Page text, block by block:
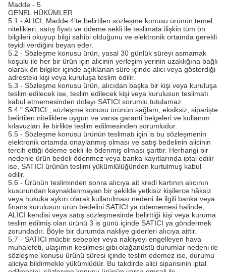
Madde - 5
GENEL HÜKÜMLER
5.1 - ALICI, Madde 4’te belirtilen sözleşme konusu ürünün temel
nitelikleri, satış fiyatı ve ödeme sekli ile teslimata ilişkin tüm ön
bilgileri okuyup bilgi sahibi olduğunu ve elektronik ortamda gerekli
teyidi verdiğini beyan eder.
5.2 - Sözleşme konusu ürün, yasal 30 günlük süreyi asmamak
koşulu ile her bir ürün için alicinin yerleşim yerinin uzaklığına bağlı
olarak ön bilgiler içinde açıklanan süre içinde alici veya gösterdiği
adresteki kişi veya kuruluşa teslim edilir.
5.3 - Sözleşme konusu ürün, alıcıdan başka bir kişi veya kuruluşa
teslim edilecek ise, teslim edilecek kişi veya kurulusun teslimatı
kabul etmemesinden dolayı SATICI sorumlu tutulamaz.
5.4 " SATICI , sözleşme konusu ürünün sağlam, eksiksiz, siparişte
belirtilen niteliklere uygun ve varsa garanti belgeleri ve kullanım
kılavuzları ile birlikte teslim edilmesinden sorumludur.
5.5 - Sözleşme konusu ürünün teslimatı için is bu sözleşmenin
elektronik ortamda onaylanmış olması ve satış bedelinin alicinin
tercih ettiği ödeme sekli ile ödenmiş olması şarttır. Herhangi bir
nedenle ürün bedeli ödenmez veya banka kayıtlarında iptal edilir
ise, SATICI ürünün teslimi yükümlülüğünden kurtulmuş kabul
edilir.
5.6 - Ürünün tesliminden sonra alıcıya ait kredi kartının alıcının
kusurundan kaynaklanmayan bir şekilde yetkisiz kişilerce hâksiz
veya hukuka aykırı olarak kullanılması nedeni ile ilgili banka veya
finans kurulusun ürün bedelini SATICI ya ödememesi halinde,
ALICI kendisi veya satış sözleşmesinde belirttiği kişi veya kuruma
teslim edilmiş olan ürünü 3 is günü içinde SATICI ya göndermek
zorundadır. Böyle bir durumda nakliye giderleri alıcıya aittir.
5.7 - SATICI mücbir sebepler veya nakliyeyi engelleyen hava
muhalefeti, ulaşımın kesilmesi gibi olağanüstü durumlar nedeni ile
sözleşme konusu ürünü süresi içinde teslim edemez ise, durumu
aliciya bildirmekle yükümlüdür. Bu takdirde alici siparisinin iptal